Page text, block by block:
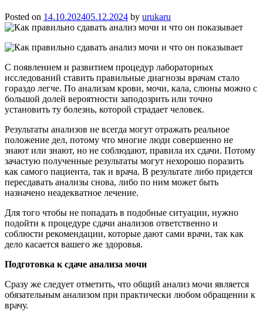
Posted on 14.10.202405.12.2024 by urukaru
С появлением и развитием процедур лабораторных
исследований ставить правильные диагнозы врачам стало
гораздо легче. По анализам крови, мочи, кала, слюны можно с
большой долей вероятности заподозрить или точно
установить ту болезнь, которой страдает человек.
Результаты анализов не всегда могут отражать реальное
положение дел, потому что многие люди совершенно не
знают или знают, но не соблюдают, правила их сдачи. Потому
зачастую полученные результаты могут нехорошо поразить
как самого пациента, так и врача. В результате либо придется
пересдавать анализы снова, либо по ним может быть
назначено неадекватное лечение.
Для того чтобы не попадать в подобные ситуации, нужно
подойти к процедуре сдачи анализов ответственно и
соблюсти рекомендации, которые дают сами врачи, так как
дело касается вашего же здоровья.
Подготовка к сдаче анализа мочи
Сразу же следует отметить, что общий анализ мочи является
обязательным анализом при практически любом обращении к
врачу.